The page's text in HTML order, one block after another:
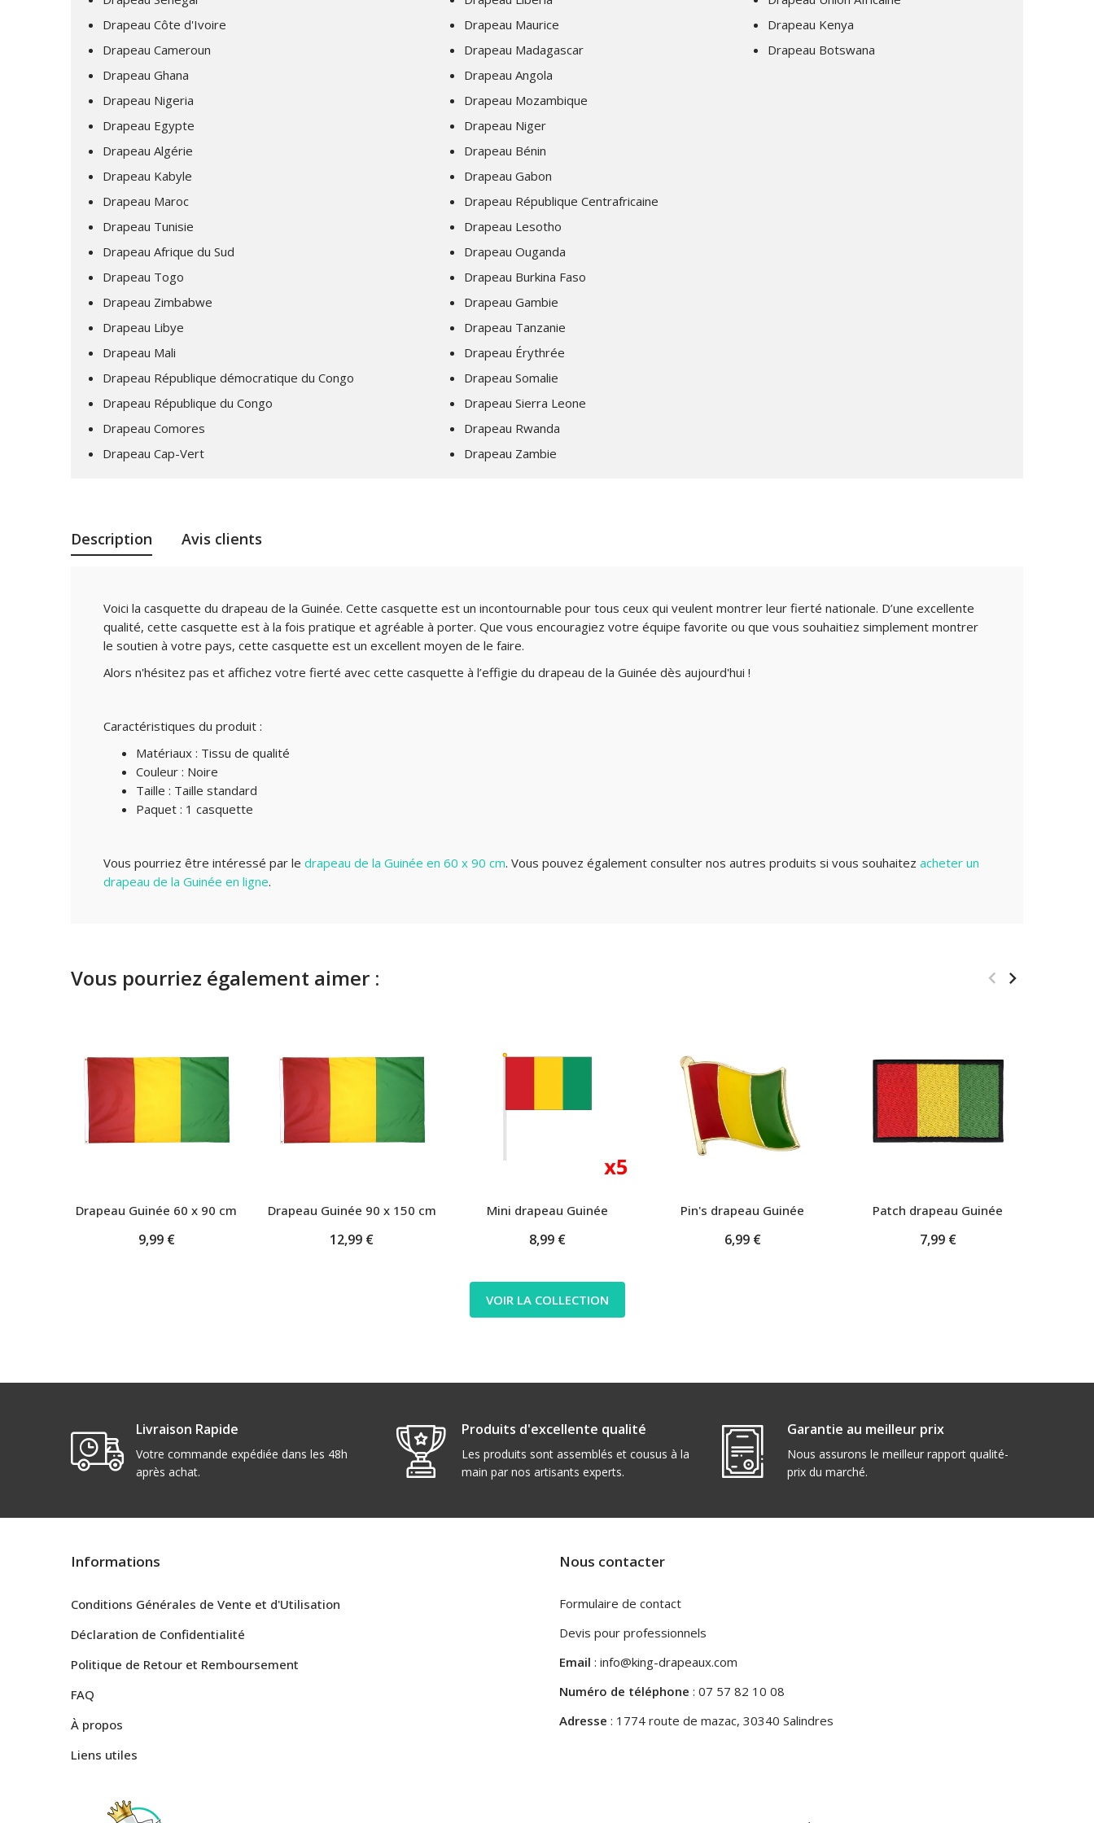
Drapeau Côte d'Ivoire
Drapeau Cameroun
Drapeau Ghana
Drapeau Nigeria
Drapeau Egypte
Drapeau Algérie
Drapeau Kabyle
Drapeau Maroc
Drapeau Tunisie
Drapeau Afrique du Sud
Drapeau Togo
Drapeau Zimbabwe
Drapeau Libye
Drapeau Mali
Drapeau République démocratique du Congo
Drapeau République du Congo
Drapeau Comores
Drapeau Cap-Vert
Drapeau Maurice
Drapeau Madagascar
Drapeau Angola
Drapeau Mozambique
Drapeau Niger
Drapeau Bénin
Drapeau Gabon
Drapeau République Centrafricaine
Drapeau Lesotho
Drapeau Ouganda
Drapeau Burkina Faso
Drapeau Gambie
Drapeau Tanzanie
Drapeau Érythrée
Drapeau Somalie
Drapeau Sierra Leone
Drapeau Rwanda
Drapeau Zambie
Drapeau Kenya
Drapeau Botswana
Description Avis clients
Voici la casquette du drapeau de la Guinée. Cette casquette est un incontournable pour tous ceux qui veulent montrer leur fierté nationale. D’une excellente
qualité, cette casquette est à la fois pratique et agréable à porter. Que vous encouragiez votre équipe favorite ou que vous souhaitiez simplement montrer
le soutien à votre pays, cette casquette est un excellent moyen de le faire.
Alors n'hésitez pas et affichez votre fierté avec cette casquette à l’effigie du drapeau de la Guinée dès aujourd'hui !
Caractéristiques du produit :
Matériaux : Tissu de qualité
Couleur : Noire
Taille : Taille standard
Paquet : 1 casquette
Vous pourriez être intéressé par le drapeau de la Guinée en 60 x 90 cm. Vous pouvez également consulter nos autres produits si vous souhaitez acheter un
drapeau de la Guinée en ligne.
Vous pourriez également aimer :
Drapeau Guinée 60 x 90 cm
9,99 €
Drapeau Guinée 90 x 150 cm
12,99 €
Mini drapeau Guinée
8,99 €
Pin's drapeau Guinée
6,99 €
Patch drapeau Guinée
7,99 €
VOIR LA COLLECTION
Livraison Rapide
Votre commande expédiée dans les 48h
après achat.
Produits d'excellente qualité
Les produits sont assemblés et cousus à la
main par nos artisants experts.
Garantie au meilleur prix
Nous assurons le meilleur rapport qualité-
prix du marché.
Informations
Conditions Générales de Vente et d'Utilisation
Déclaration de Confidentialité
Politique de Retour et Remboursement
FAQ
À propos
Liens utiles
Nous contacter
Formulaire de contact
Devis pour professionnels
Email : info@king-drapeaux.com
Numéro de téléphone : 07 57 82 10 08
Adresse : 1774 route de mazac, 30340 Salindres